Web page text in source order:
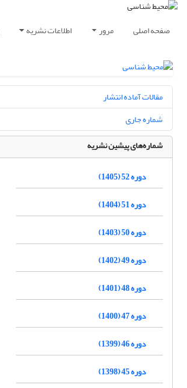
صفحه اصلی مرور اطلاعات نشریه
مقالات آماده انتشار
شماره جاری
شماره‌های پیشین نشریه
دوره 52 (1405)
دوره 51 (1404)
دوره 50 (1403)
دوره 49 (1402)
دوره 48 (1401)
دوره 47 (1400)
دوره 46 (1399)
دوره 45 (1398)